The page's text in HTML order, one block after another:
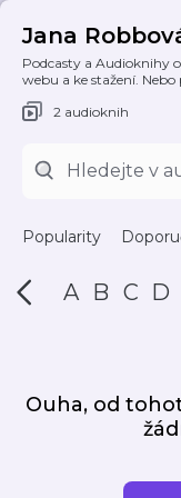
Jana
Podcasty a Audioknihy
webu a ke stažení.
2 audioknih
Popularity
A B C D
Ouha, od